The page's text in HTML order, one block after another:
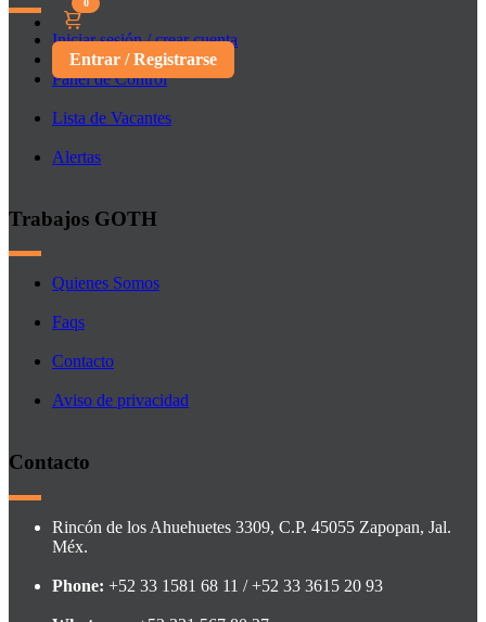
0
Entrar / Registrarse
Iniciar sesión / crear cuenta
Panel de Control
Lista de Vacantes
Alertas
Trabajos GOTH
Quienes Somos
Faqs
Contacto
Aviso de privacidad
Contacto
Rincón de los Ahuehuetes 3309, C.P. 45055 Zapopan, Jal.
Méx.
Phone: +52 33 1581 68 11 / +52 33 3615 20 93